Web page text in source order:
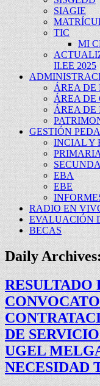
SIAGIE
TIC
MI
II.EE 2025
ÁREA DE
ÁREA DE
ÁREA DE
GESTIÓN
INCIAL Y
PRIMARIA
EBA
EBE
RADIO EN
EVALUACIÓN
BECAS
Daily
DE
UGEL
NECESIDAD